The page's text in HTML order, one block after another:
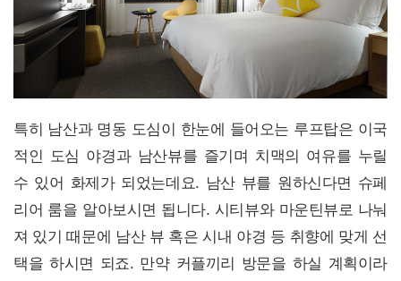
특히 남산과 명동 도심이 한눈에 들어오는 루프탑은 이국
적인 도심 야경과 남산뷰를 즐기며 치맥의 여유를 누릴
수 있어 화제가 되었는데요. 남산 뷰를 원하신다면 슈페
리어 룸을 알아보시면 됩니다. 시티뷰와 마운틴뷰로 나눠
져 있기 때문에 남산 뷰 혹은 시내 야경 등 취향에 맞게 선
택을 하시면 되죠. 만약 커플끼리 방문을 하실 계획이라